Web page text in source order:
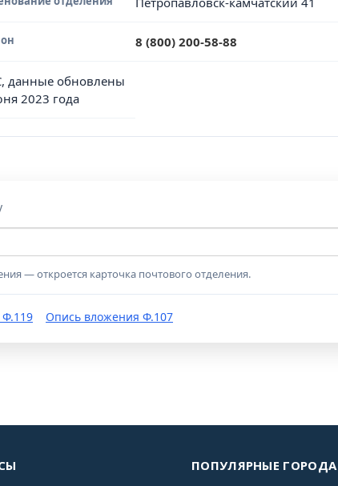
8 (800) 200-58-88
данные обновлены
2023 года
— откроется карточка почтового отделения.
Опись вложения Ф.107
ПОПУЛЯРНЫЕ ГОРОДА